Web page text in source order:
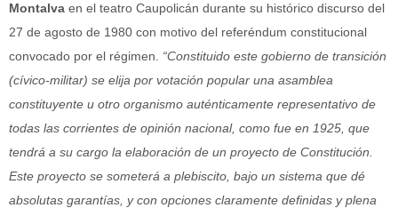
Montalva en el teatro Caupolicán durante su histórico discurso del
27 de agosto de 1980 con motivo del referéndum constitucional
convocado por el régimen. “Constituido este gobierno de transición
(cívico-militar) se elija por votación popular una asamblea
constituyente u otro organismo auténticamente representativo de
todas las corrientes de opinión nacional, como fue en 1925, que
tendrá a su cargo la elaboración de un proyecto de Constitución.
Este proyecto se someterá a plebiscito, bajo un sistema que dé
absolutas garantías, y con opciones claramente definidas y plena